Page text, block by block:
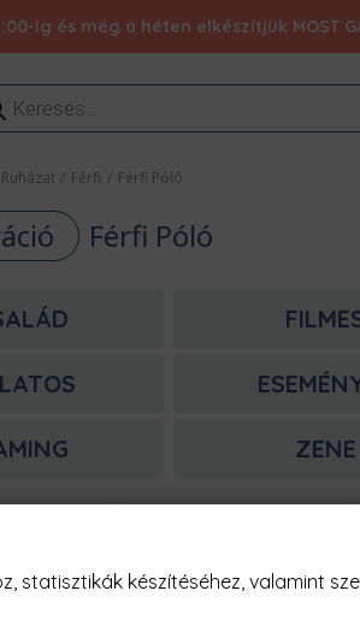
ig és még a héten elkészítjük MOST
Ruházat / Férfi / Férfi Póló
Férfi Póló
ZENE
statisztikák készítéséhez, valamint